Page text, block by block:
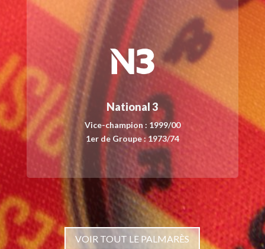
National 3
Vice-champion : 1999/00
1er de Groupe : 1973/74
VOIR TOUT LE PALMARÈS